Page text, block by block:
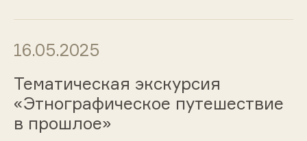
16.05.2025
Тематическая экскурсия
«Этнографическое путешествие
в прошлое»